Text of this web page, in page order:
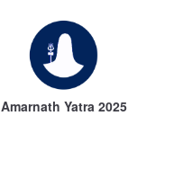
Amarnath Yatra 2025